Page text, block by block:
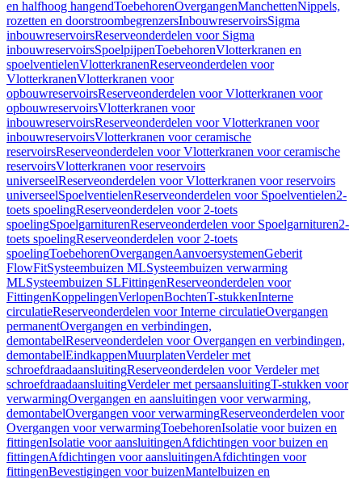
en halfhoog hangendToebehorenOvergangenManchettenNippels,
rozetten en doorstroombegrenzersInbouwreservoirsSigma
inbouwreservoirsReserveonderdelen voor Sigma
inbouwreservoirsSpoelpijpenToebehorenVlotterkranen en
spoelventielenVlotterkranenReserveonderdelen voor
VlotterkranenVlotterkranen voor
opbouwreservoirsReserveonderdelen voor Vlotterkranen voor
opbouwreservoirsVlotterkranen voor
inbouwreservoirsReserveonderdelen voor Vlotterkranen voor
inbouwreservoirsVlotterkranen voor ceramische
reservoirsReserveonderdelen voor Vlotterkranen voor ceramische
reservoirsVlotterkranen voor reservoirs
universeelReserveonderdelen voor Vlotterkranen voor reservoirs
universeelSpoelventielenReserveonderdelen voor Spoelventielen2-
toets spoelingReserveonderdelen voor 2-toets
spoelingSpoelgarniturenReserveonderdelen voor Spoelgarnituren2-
toets spoelingReserveonderdelen voor 2-toets
spoelingToebehorenOvergangenAanvoersystemenGeberit
FlowFitSysteembuizen MLSysteembuizen verwarming
MLSysteembuizen SLFittingenReserveonderdelen voor
FittingenKoppelingenVerlopenBochtenT-stukkenInterne
circulatieReserveonderdelen voor Interne circulatieOvergangen
permanentOvergangen en verbindingen,
demontabelReserveonderdelen voor Overgangen en verbindingen,
demontabelEindkappenMuurplatenVerdeler met
schroefdraadaansluitingReserveonderdelen voor Verdeler met
schroefdraadaansluitingVerdeler met persaansluitingT-stukken voor
verwarmingOvergangen en aansluitingen voor verwarming,
demontabelOvergangen voor verwarmingReserveonderdelen voor
Overgangen voor verwarmingToebehorenIsolatie voor buizen en
fittingenIsolatie voor aansluitingenAfdichtingen voor buizen en
fittingenAfdichtingen voor aansluitingenAfdichtingen voor
fittingenBevestigingen voor buizenMantelbuizen en